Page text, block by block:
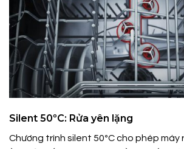
Silent 50ºC: Rửa yên lặng
Chương trình silent 50ºC cho phép máy